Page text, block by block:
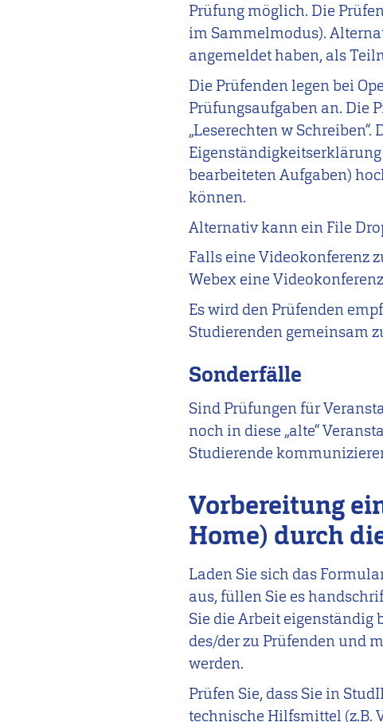
Prüfung möglich. Die
im Sammelmodus).
angemeldet haben, als
Die Prüfenden legen bei
Prüfungsaufgaben an. Die
„Leserechten w
bearbeiteten Aufgaben)
können.
Alternativ kann ein File
Falls eine Videokonferenz
Webex eine
Es wird den Prüfenden
Studierenden gemeinsam
Sonderfälle
Sind Prüfungen für
noch in diese „alte“
Studierende
Vorbereitung
Home) durch
Laden Sie sich das
aus, füllen Sie es
Sie die Arbeit
des/der zu Prüfenden und
werden.
Prüfen Sie, dass Sie in
technische Hilfsmittel (z.B.